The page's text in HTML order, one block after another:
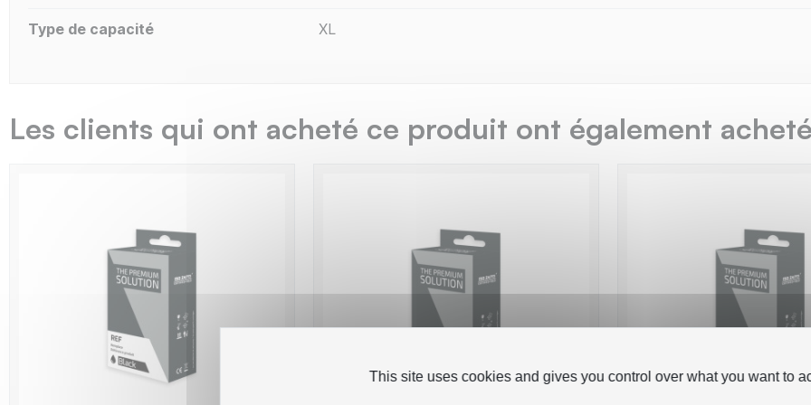
Type de capacité XL
Les clients qui ont acheté ce produit ont également
This site uses cookies and gives you control over what you want to